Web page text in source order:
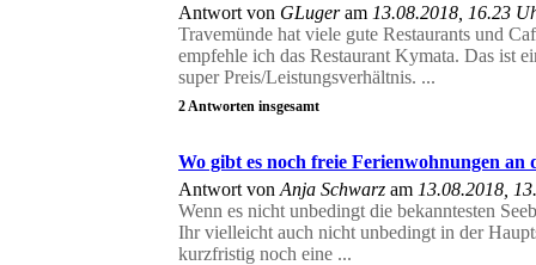
Antwort von GLugeram 13.08.2018, 16.23
Travemünde hat viele gute Restaurants und
empfehle ich das Restaurant Kymata. Das ist
super Preis/Leistungsverhältnis. ...
2 Antworten insgesamt
Wo gibt es noch freie Ferienwohnungen an
Antwort von Anja Schwarz am 13.08.2018,
Wenn es nicht unbedingt die bekanntesten
Ihr vielleicht auch nicht unbedingt in der
kurzfristig noch eine ...